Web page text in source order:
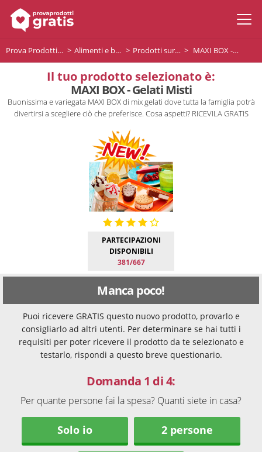
Prova Prodotti Gratis Alimenti e bevande Prodotti surgelati MAXI BOX - Gelati Misti
Il tuo prodotto selezionato è:
MAXI BOX - Gelati Misti
Buonissima e variegata MAXI BOX di mix gelati dove tutta la famiglia potrà
divertirsi a scegliere ciò che preferisce. Cosa aspetti? RICEVILA GRATIS
PARTECIPAZIONI
DISPONIBILI
381/667
Manca poco!
Puoi ricevere GRATIS questo nuovo prodotto, provarlo e
consigliarlo ad altri utenti. Per determinare se hai tutti i
requisiti per poter ricevere il prodotto da te selezionato e
testarlo, rispondi a questo breve questionario.
Domanda 1 di 4:
Per quante persone fai la spesa? Quanti siete in casa?
Solo io 2 persone